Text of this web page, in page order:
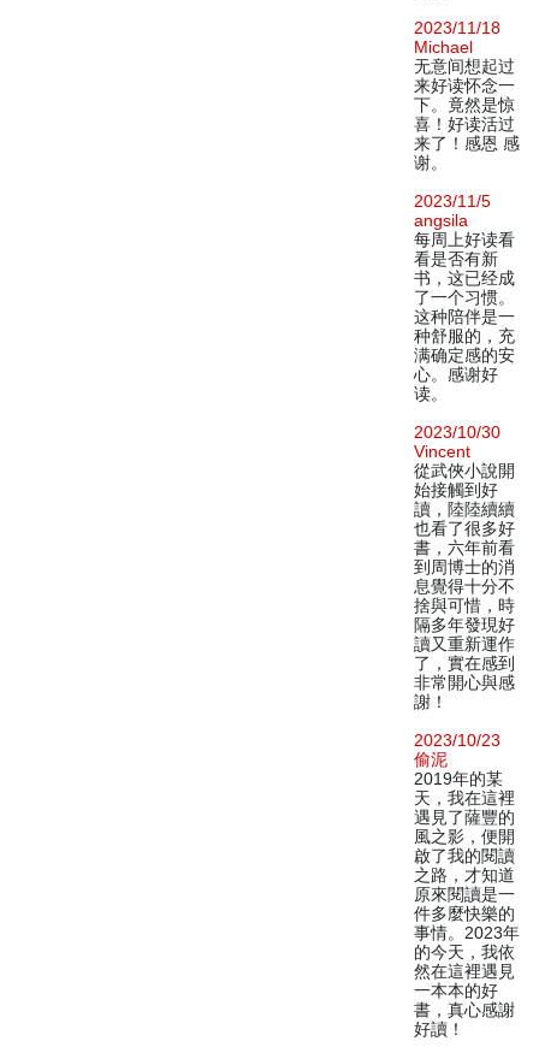
2023/11/18
Michael
无意间想起过
来好读怀念一
下。竟然是惊
喜！好读活过
来了！感恩 感
谢。
2023/11/5
angsila
每周上好读看
看是否有新
书，这已经成
了一个习惯。
这种陪伴是一
种舒服的，充
满确定感的安
心。感谢好
读。
2023/10/30
Vincent
從武俠小說開
始接觸到好
讀，陸陸續續
也看了很多好
書，六年前看
到周博士的消
息覺得十分不
捨與可惜，時
隔多年發現好
讀又重新運作
了，實在感到
非常開心與感
謝！
2023/10/23
偷泥
2019年的某
天，我在這裡
遇見了薩豐的
風之影，便開
啟了我的閱讀
之路，才知道
原來閱讀是一
件多麼快樂的
事情。2023年
的今天，我依
然在這裡遇見
一本本的好
書，真心感謝
好讀！